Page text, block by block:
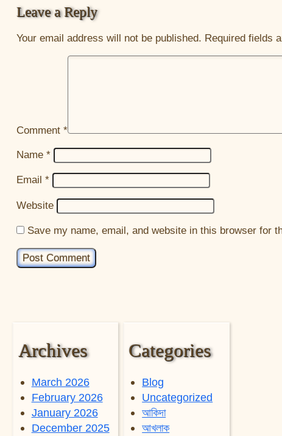
Leave a Reply
Your email address will not be published. Required fields
Comment *
Name *
Email *
Website
Save my name, email, and website in this browser for
Archives
March 2026
February 2026
January 2026
December 2025
Categories
Blog
Uncategorized
আকিদা
আখলাক